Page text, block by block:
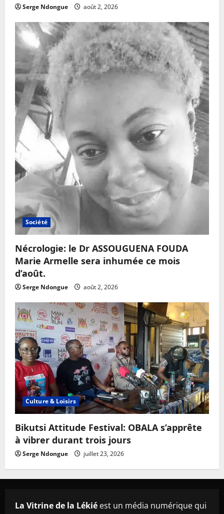
Serge Ndongue août 2, 2026
Société
Nécrologie: le Dr ASSOUGUENA FOUDA
Marie Armelle sera inhumée ce mois
d’août.
Serge Ndongue août 2, 2026
Culture & Loisirs
Bikutsi Attitude Festival: OBALA s’apprête
à vibrer durant trois jours
Serge Ndongue juillet 23, 2026
La Vitrine de la Lékié est un média numérique qui